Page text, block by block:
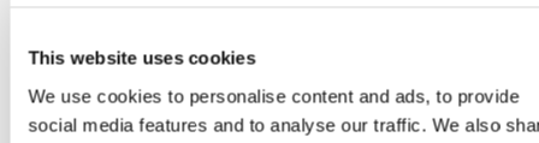
This website uses cookies
We use cookies to personalise content and ads, to provide
social media features and to analyse our traffic. We also
Le mannequin porte: STaille du mannequin:
Guide des tailles